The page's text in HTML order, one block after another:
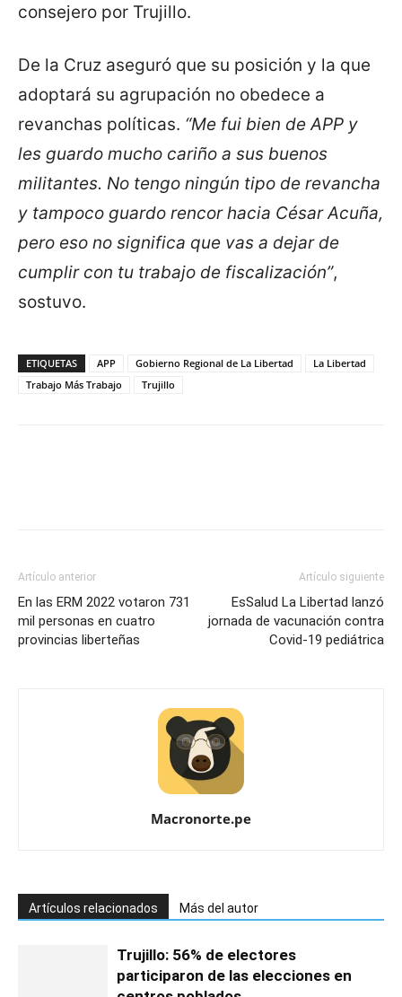
consejero por Trujillo.
De la Cruz aseguró que su posición y la que
adoptará su agrupación no obedece a
revanchas políticas. “Me fui bien de APP y
les guardo mucho cariño a sus buenos
militantes. No tengo ningún tipo de revancha
y tampoco guardo rencor hacia César Acuña,
pero eso no significa que vas a dejar de
cumplir con tu trabajo de fiscalización”,
sostuvo.
ETIQUETAS APP Gobierno Regional de La Libertad
La Libertad
Trabajo Más Trabajo
Trujillo
Artículo anterior
En las ERM 2022 votaron 731
mil personas en cuatro
provincias liberteñas
Artículo siguiente
EsSalud La Libertad lanzó
jornada de vacunación contra
Covid-19 pediátrica
Macronorte.pe
Artículos relacionados Más del autor
Trujillo: 56% de electores
participaron de las elecciones en